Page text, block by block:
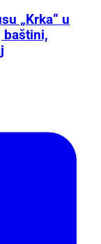
„Krka“ u
baštini,